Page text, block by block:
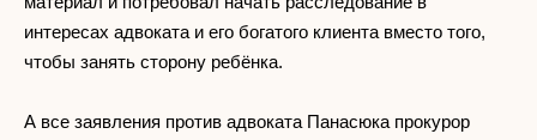
интересах адвоката и его богатого клиента вместо того,
чтобы занять сторону ребёнка.
А все заявления против адвоката Панасюка прокурор